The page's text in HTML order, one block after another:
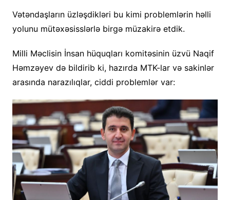
Vətəndaşların üzləşdikləri bu kimi problemlərin həlli
yolunu mütəxəsisslərlə birgə müzakirə etdik.
Milli Məclisin İnsan hüquqları komitəsinin üzvü Naqif
Həmzəyev də bildirib ki, hazırda MTK-lar və sakinlər
arasında narazılıqlar, ciddi problemlər var: